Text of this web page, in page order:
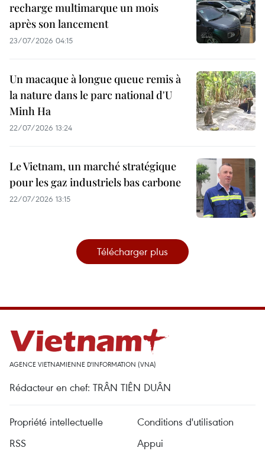
recharge multimarque un mois
après son lancement
23/07/2026 04:15
Un macaque à longue queue remis à
la nature dans le parc national d'U
Minh Ha
22/07/2026 13:24
Le Vietnam, un marché stratégique
pour les gaz industriels bas carbone
22/07/2026 13:15
Télécharger plus
AGENCE VIETNAMIENNE D'INFORMATION (VNA)
Rédacteur en chef: TRÂN TIÊN DUÂN
Propriété intellectuelle
Conditions d'utilisation
RSS
Appui